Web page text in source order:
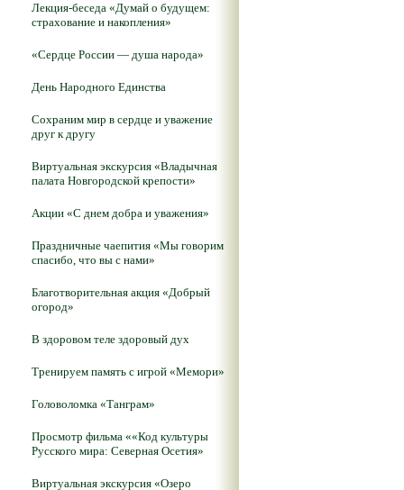
Лекция-беседа «Думай о будущем:
страхование и накопления»
«Сердце России — душа народа»
День Народного Единства
Сохраним мир в сердце и уважение
друг к другу
Виртуальная экскурсия «Владычная
палата Новгородской крепости»
Акции «С днем добра и уважения»
Праздничные чаепития «Мы говорим
спасибо, что вы с нами»
Благотворительная акция «Добрый
огород»
В здоровом теле здоровый дух
Тренируем память с игрой «Мемори»
Головоломка «Танграм»
Просмотр фильма ««Код культуры
Русского мира: Северная Осетия»
Виртуальная экскурсия «Озеро